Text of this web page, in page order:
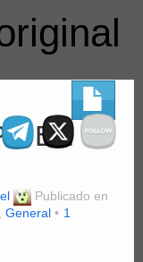
EN
Publicado en
General
1